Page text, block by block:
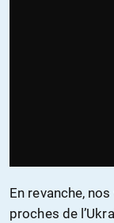
En revanche,
proches de